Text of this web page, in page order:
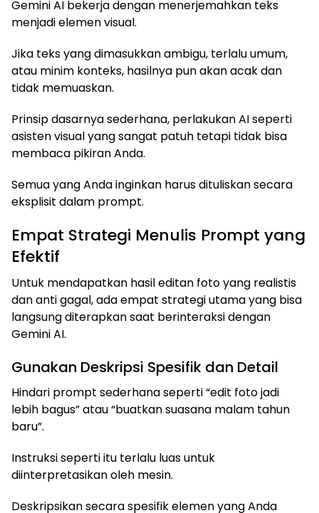
Gemini AI bekerja dengan menerjemahkan teks
menjadi elemen visual.
Jika teks yang dimasukkan ambigu, terlalu umum,
atau minim konteks, hasilnya pun akan acak dan
tidak memuaskan.
Prinsip dasarnya sederhana, perlakukan AI seperti
asisten visual yang sangat patuh tetapi tidak bisa
membaca pikiran Anda.
Semua yang Anda inginkan harus dituliskan secara
eksplisit dalam prompt.
Empat Strategi Menulis Prompt yang
Efektif
Untuk mendapatkan hasil editan foto yang realistis
dan anti gagal, ada empat strategi utama yang bisa
langsung diterapkan saat berinteraksi dengan
Gemini AI.
Gunakan Deskripsi Spesifik dan Detail
Hindari prompt sederhana seperti “edit foto jadi
lebih bagus” atau “buatkan suasana malam tahun
baru”.
Instruksi seperti itu terlalu luas untuk
diinterpretasikan oleh mesin.
Deskripsikan secara spesifik elemen yang Anda